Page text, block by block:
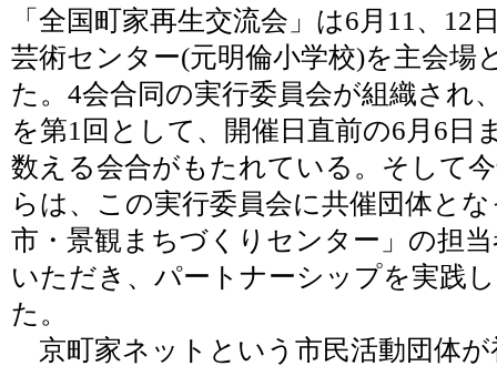
「全国町家再生交流会」は6月11、12
芸術センター(元明倫小学校)を主会場
た。4会合同の実行委員会が組織され
を第1回として、開催日直前の6月6日
数える会合がもたれている。そして
らは、この実行委員会に共催団体と
市・景観まちづくりセンター」の担
いただき、パートナーシップを実践
た。
京町家ネットという市民活動団体が